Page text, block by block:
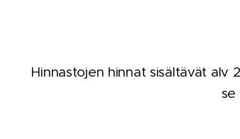
Hinnastojen hinnat sisältävät alv
se